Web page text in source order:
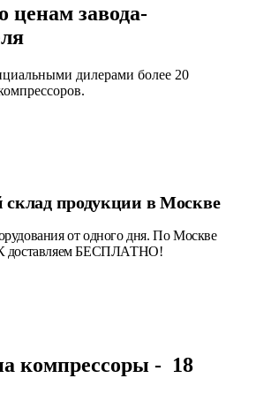
ценам завода-
дилерами более 20
склад продукции в Москве
от одного дня. По Москве
доставляем БЕСПЛАТНО!
компрессоры - 18